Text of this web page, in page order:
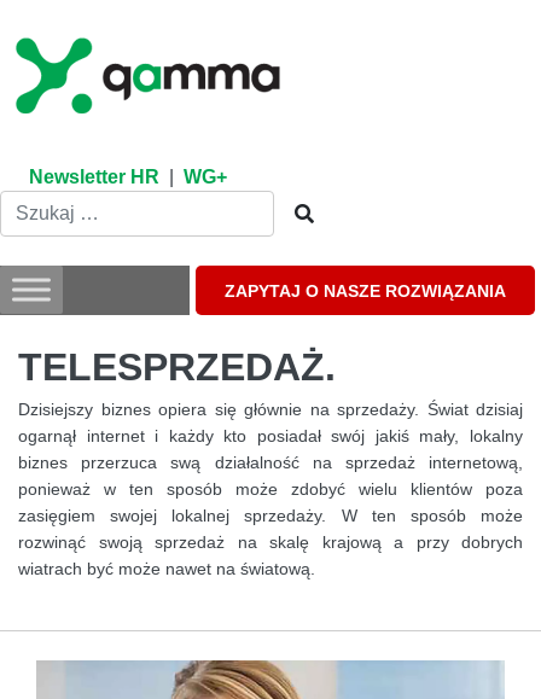
content
Newsletter HR WG+
ZAPYTAJ O NASZE ROZWIĄZANIA
TELESPRZEDAŻ.
Dzisiejszy biznes opiera się głównie na sprzedaży. Świat dzisiaj
ogarnął internet i każdy kto posiadał swój jakiś mały, lokalny
biznes przerzuca swą działalność na sprzedaż internetową,
ponieważ w ten sposób może zdobyć wielu klientów poza
zasięgiem swojej lokalnej sprzedaży. W ten sposób może
rozwinąć swoją sprzedaż na skalę krajową a przy dobrych
wiatrach być może nawet na światową.